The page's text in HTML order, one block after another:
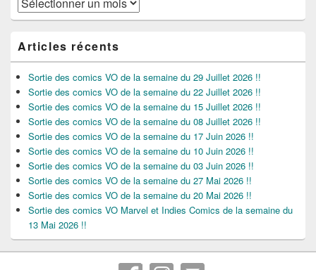
Articles récents
Sortie des comics VO de la semaine du 29 Juillet 2026 !!
Sortie des comics VO de la semaine du 22 Juillet 2026 !!
Sortie des comics VO de la semaine du 15 Juillet 2026 !!
Sortie des comics VO de la semaine du 08 Juillet 2026 !!
Sortie des comics VO de la semaine du 17 Juin 2026 !!
Sortie des comics VO de la semaine du 10 Juin 2026 !!
Sortie des comics VO de la semaine du 03 Juin 2026 !!
Sortie des comics VO de la semaine du 27 Mai 2026 !!
Sortie des comics VO de la semaine du 20 Mai 2026 !!
Sortie des comics VO Marvel et Indies Comics de la semaine du
13 Mai 2026 !!